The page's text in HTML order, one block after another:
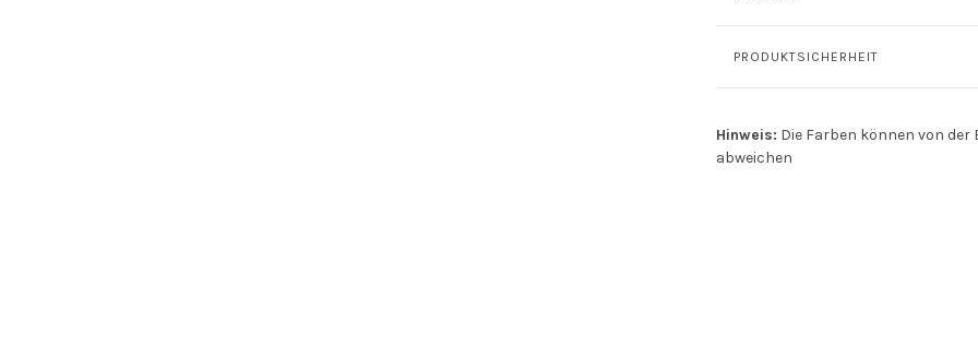
PRODUKTSICHERHEIT
Hinweis: Die Farben können von
abweichen